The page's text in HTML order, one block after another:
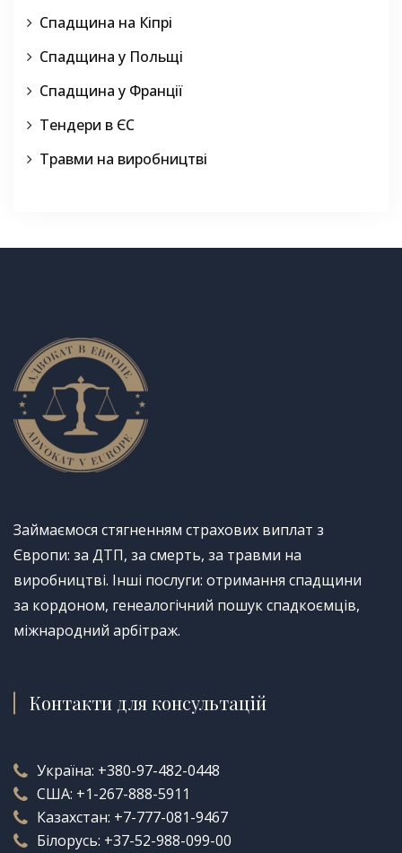
Спадщина на Кіпрі
Спадщина у Польщі
Спадщина у Франції
Тендери в ЄС
Травми на виробництві
Займаємося стягненням страхових виплат з
Європи: за ДТП, за смерть, за травми на
виробництві. Інші послуги: отримання спадщини
за кордоном, генеалогічний пошук спадкоємців,
міжнародний арбітраж.
Контакти для консультацій
Україна: +380-97-482-0448
США: +1-267-888-5911
Казахстан: +7-777-081-9467
Білорусь: +37-52-988-099-00